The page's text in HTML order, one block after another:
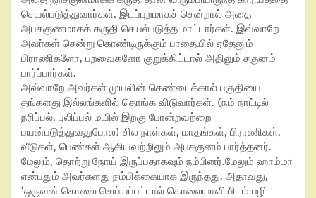
செயல்படுத்துவார்கள். இடப்புறமாகச் சென்றால் அதை
அபசகுணமாகக் கருதி செயல்படுத்த மாட்டார்கள். இவ்வாறே
அவர்கள் சென்று கொண்டிருக்கும் பாதையில் ஏதேனும்
பிராணிகளோ, பறவைகளோ குறுக்கிட்டால் அதிலும் சகுனம்
பார்ப்பார்கள்.
அவ்வாறே அவர்கள் முயலின் கெண்டைக்கால் பகுதியை
தங்களது இல்லங்களில் தொங்க விடுவார்கள். (நம் நாட்டில்
நரிப்பல், புலிப்பல் மயில் இறகு போன்றவற்றை
பயன்படுத்துவதுபோல) சில நாள்கள், மாதங்கள், பிராணிகள்,
வீடுகள், பெண்கள் ஆகியவற்றிலும் அபசகுனம் பார்த்தனர்.
மேலும், தொற்று நோய் இருப்பதாகவும் நம்பினர்.மேலும் ஹாம்மா
என்பதும் அவர்களது நம்பிக்கையாக இருந்தது. அதாவது,
‘ஒருவன் கொலை செய்யப்பட்டால் கொலையாளியிடம் பழி